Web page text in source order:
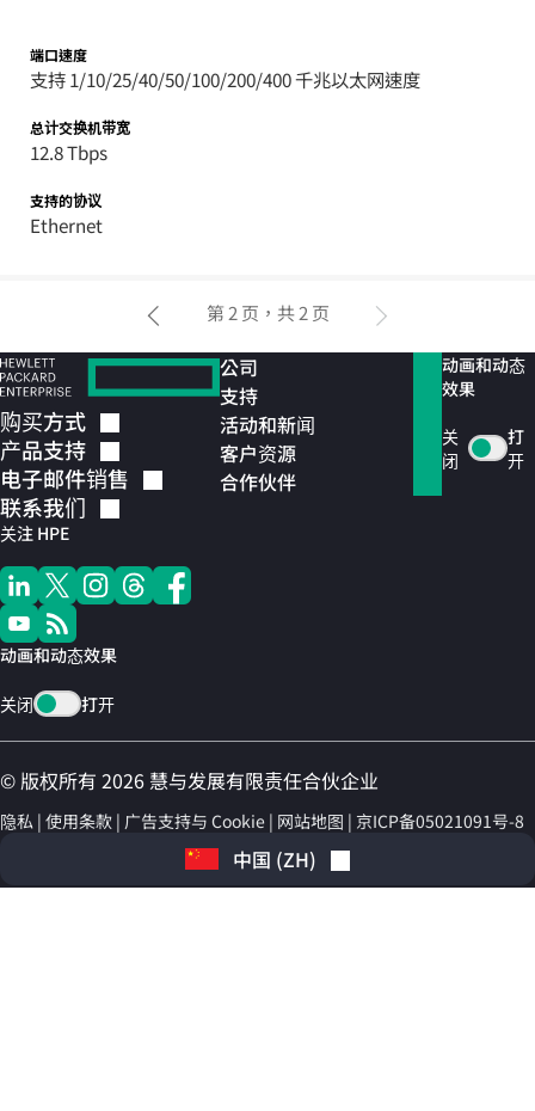
端口速度
支持 1/10/25/40/50/100/200/400 千兆以太网速度
总计交换机带宽
12.8 Tbps
支持的协议
Ethernet
第 2 页，共 2 页
购买方式
产品支持
电子邮件销售
联系我们
关注 HPE
动画和动态效果
关闭 打开
公司
支持
活动和新闻
客户资源
合作伙伴
动画和动态
效果
关
闭
打
开
© 版权所有 2026 慧与发展有限责任合伙企业
隐私 使用条款 广告支持与 Cookie 网站地图 京ICP备05021091号-8
中国 (ZH)